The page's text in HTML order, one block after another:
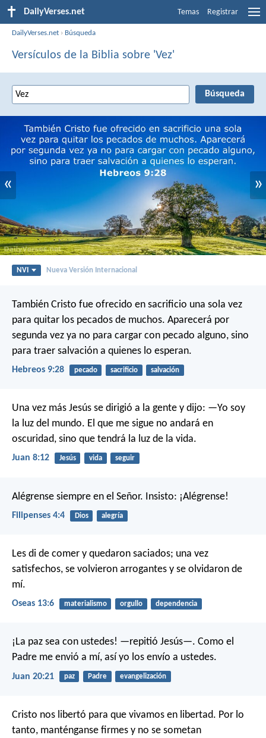
DailyVerses.net Temas Registrar
DailyVerses.net › Búsqueda
Versículos de la Biblia sobre 'Vez'
« »
NVI Nueva Versión Internacional
También Cristo fue ofrecido en sacrificio una sola vez
para quitar los pecados de muchos. Aparecerá por
segunda vez ya no para cargar con pecado alguno, sino
para traer salvación a quienes lo esperan.
Hebreos 9:28 pecado sacrificio salvación
Una vez más Jesús se dirigió a la gente y dijo: —Yo soy
la luz del mundo. El que me sigue no andará en
oscuridad, sino que tendrá la luz de la vida.
Juan 8:12 Jesús vida seguir
Alégrense siempre en el Señor. Insisto: ¡Alégrense!
Filipenses 4:4 Dios alegría
Les di de comer y quedaron saciados; una vez
satisfechos, se volvieron arrogantes y se olvidaron de
mí.
Oseas 13:6 materialismo orgullo dependencia
¡La paz sea con ustedes! —repitió Jesús—. Como el
Padre me envió a mí, así yo los envío a ustedes.
Juan 20:21 paz Padre evangelización
Cristo nos libertó para que vivamos en libertad. Por lo
tanto, manténganse firmes y no se sometan